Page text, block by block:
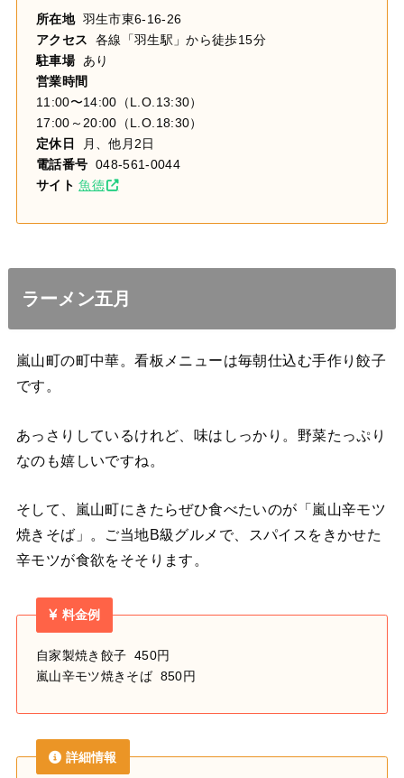
所在地羽生市東6-16-26
アクセス 各線「羽生駅」から徒歩15分
駐車場あり
営業時間
11:00〜14:00（L.O.13:30）
17:00～20:00（L.O.18:30）
定休日
月、他月2日
電話番号 048-561-0044
サイト 魚徳
ラーメン五月
嵐山町の町中華。看板メニューは毎朝仕込む手作り餃子
です。
あっさりしているけれど、味はしっかり。野菜たっぷり
なのも嬉しいですね。
そして、嵐山町にきたらぜひ食べたいのが「嵐山辛モツ
焼きそば」。 ご当地B級グルメで、スパイスをきかせた
辛モツが食欲をそそります。
料金例
自家製焼き餃子 450円
嵐山辛モツ焼きそば 850円
詳細情報